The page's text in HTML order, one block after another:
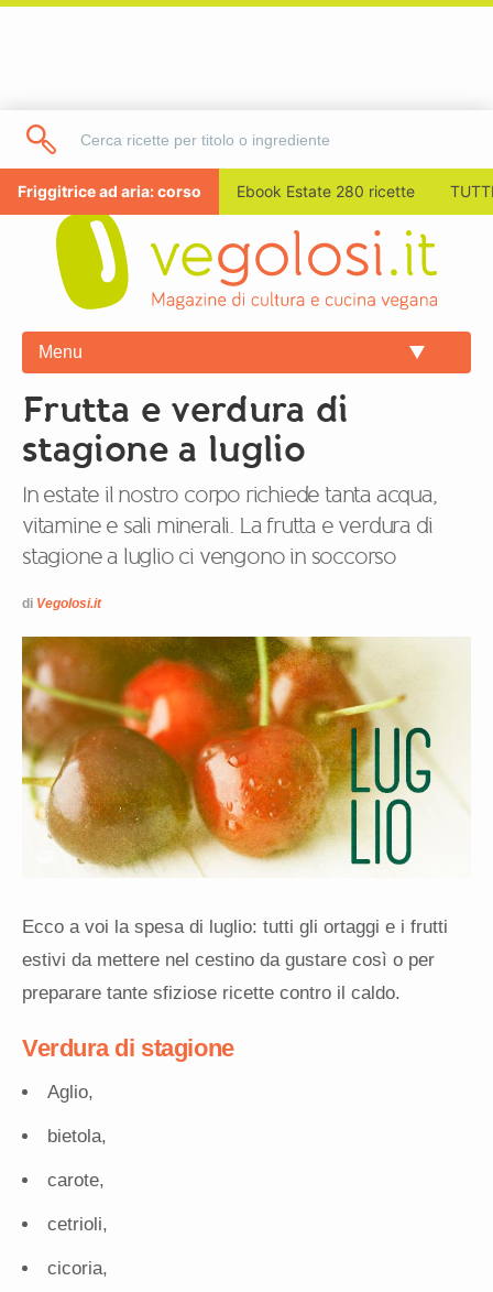
Friggitrice ad aria: corso Ebook Estate 280 ricette
Menu
Frutta e verdura di
stagione a luglio
In estate il nostro corpo richiede tanta acqua,
vitamine e sali minerali. La frutta e verdura di
stagione a luglio ci vengono in soccorso
di Vegolosi.it
Ecco a voi la spesa di luglio: tutti gli ortaggi e i frutti
estivi da mettere nel cestino da gustare così o per
preparare tante sfiziose ricette contro il caldo.
Verdura di stagione
Aglio,
bietola,
carote,
cetrioli,
cicoria,